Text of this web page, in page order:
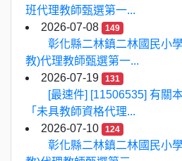
班代理教師甄選第一...
2026-07-08
149
彰化縣二林鎮二林國民小
教)代理教師甄選第一...
2026-07-19
131
[最速件] [11506535] 有關
「未具教師資格代理...
2026-07-10
124
彰化縣二林鎮二林國民小